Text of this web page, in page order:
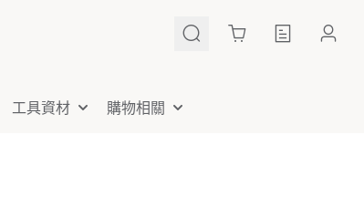
Cart
工具資材 購物相關